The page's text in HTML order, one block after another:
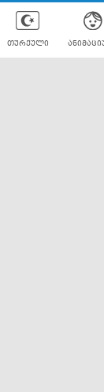
თურქული